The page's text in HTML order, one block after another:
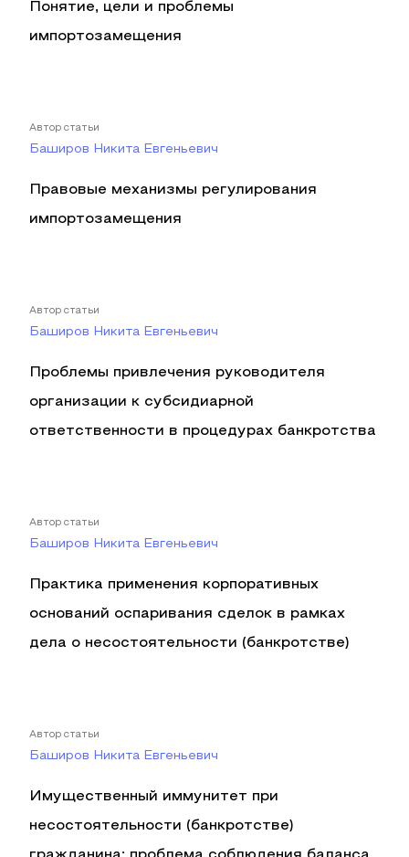
Понятие, цели и проблемы
импортозамещения
Автор статьи
Баширов Никита Евгеньевич
Правовые механизмы регулирования
импортозамещения
Автор статьи
Баширов Никита Евгеньевич
Проблемы привлечения руководителя
организации к субсидиарной
ответственности в процедурах банкротства
Автор статьи
Баширов Никита Евгеньевич
Практика применения корпоративных
оснований оспаривания сделок в рамках
дела о несостоятельности (банкротстве)
Автор статьи
Баширов Никита Евгеньевич
Имущественный иммунитет при
несостоятельности (банкротстве)